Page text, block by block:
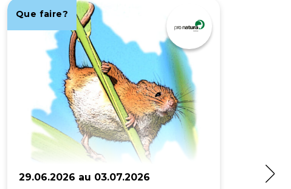
Que faire?
29.06.2026 au 03.07.2026